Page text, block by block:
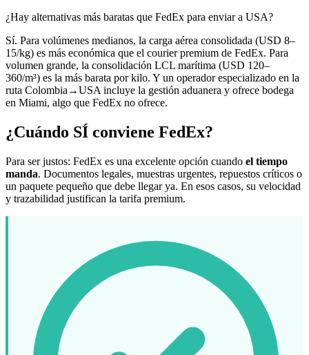
¿Hay alternativas más baratas que FedEx para enviar a USA?
Sí. Para volúmenes medianos, la carga aérea consolidada (USD 8–
15/kg) es más económica que el courier premium de FedEx. Para
volumen grande, la consolidación LCL marítima (USD 120–
360/m³) es la más barata por kilo. Y un operador especializado en la
ruta Colombia→USA incluye la gestión aduanera y ofrece bodega
en Miami, algo que FedEx no ofrece.
¿Cuándo SÍ conviene FedEx?
Para ser justos: FedEx es una excelente opción cuando el tiempo
manda. Documentos legales, muestras urgentes, repuestos críticos o
un paquete pequeño que debe llegar ya. En esos casos, su velocidad
y trazabilidad justifican la tarifa premium.